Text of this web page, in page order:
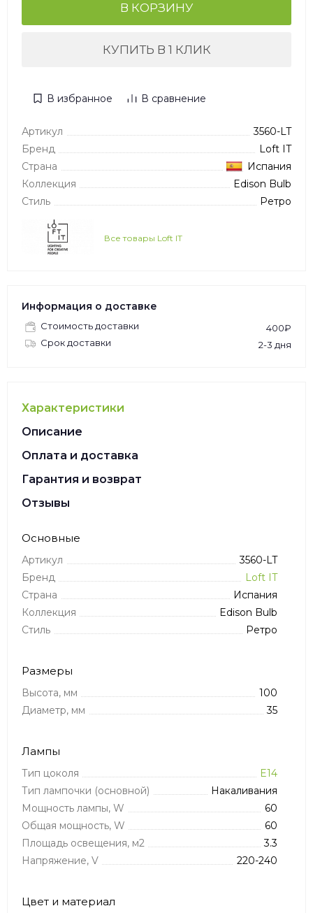
В КОРЗИНУ
КУПИТЬ В 1 КЛИК
В избранное В сравнение
Артикул
3560-LT
Бренд
Loft IT
Страна
Испания
Коллекция
Edison Bulb
Стиль
Ретро
Все товары Loft IT
Информация о доставке
Стоимость доставки
400₽
Срок доставки
2-3 дня
Характеристики
Описание
Оплата и доставка
Гарантия и возврат
Отзывы
Основные
Артикул
3560-LT
Бренд
Loft IT
Страна
Испания
Коллекция
Edison Bulb
Стиль
Ретро
Размеры
Высота, мм
100
Диаметр, мм
35
Лампы
Тип цоколя
E14
Тип лампочки (основной)
Накаливания
Мощность лампы, W
60
Общая мощность, W
60
Площадь освещения, м2
3.3
Напряжение, V
220-240
Цвет и материал